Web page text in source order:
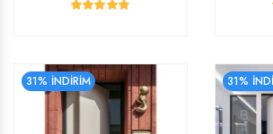
31% İNDİRİM 31%